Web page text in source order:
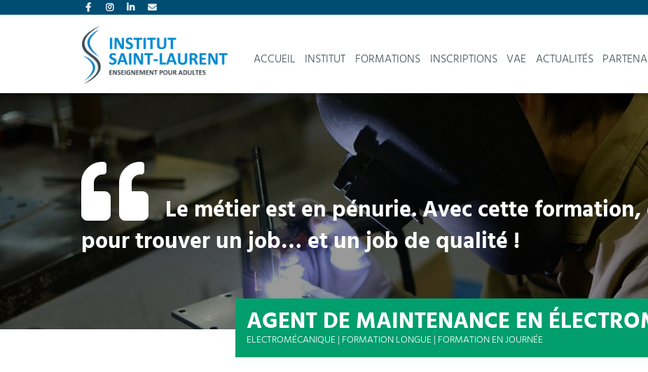
ACCUEIL INSTITUT FORMATIONS INSCRIPTIONS VAE ACTUALITÉS
AGENT DE MAINTENANCE EN
ELECTROMÉCANIQUE | FORMATION LONGUE | FORMATION EN JOURNÉE